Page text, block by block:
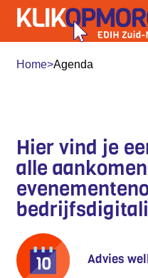
Home>Agenda
Hier vind je
alle
Advies